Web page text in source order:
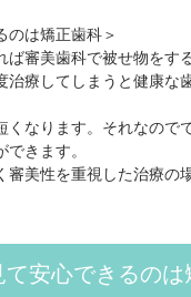
のは矯正歯科＞
ば審美歯科で被せ物を
療してしまうと健康な
くなります。それなの
きます。
審美性を重視した治療
て安心できるのは